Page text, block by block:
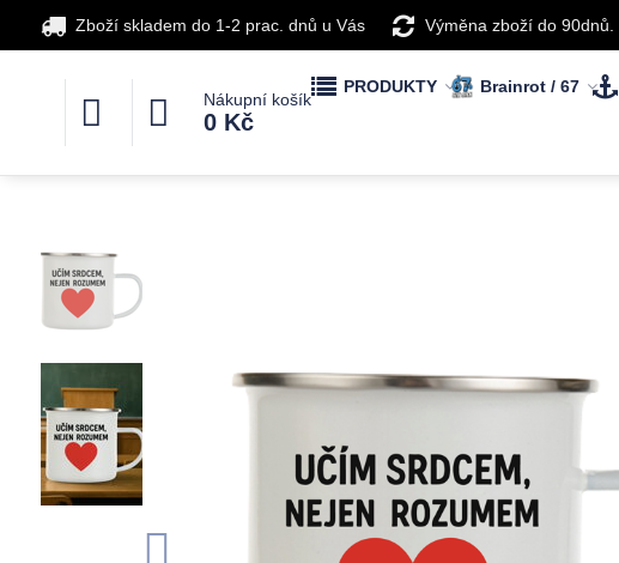
Zboží skladem do 1-2 prac. dnů u Vás Výměna zboží do 90dnů.
Nákupní košík
0 Kč
PRODUKTY Brainrot / 67